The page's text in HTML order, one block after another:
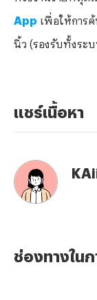
App เพื่อให้การ
นิ้ว (รองรับทั้งระ
แชร์เนื้อหา
ช่องทางใน